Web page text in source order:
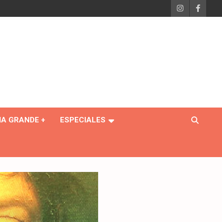
GRANDE + ESPECIALES